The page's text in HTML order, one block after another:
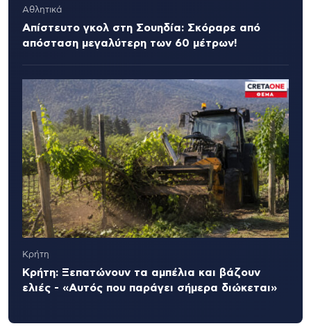
Αθλητικά
Απίστευτο γκολ στη Σουηδία: Σκόραρε από
απόσταση μεγαλύτερη των 60 μέτρων!
Κρήτη
Κρήτη: Ξεπατώνουν τα αμπέλια και βάζουν
ελιές - «Αυτός που παράγει σήμερα διώκεται»